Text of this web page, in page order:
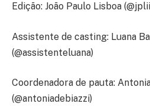
Edição: João Paulo Lisboa
Assistente de casting: Luana
(@assistenteluana)
Coordenadora de pauta:
(@antoniadebiazzi)